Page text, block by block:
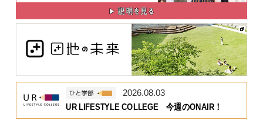
2026.08.03
UR LIFESTYLE COLLEGE 今週のONAIR！